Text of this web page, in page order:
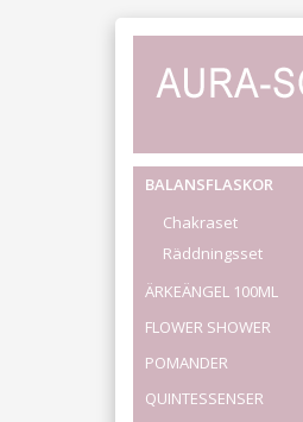
BALANSFLASKOR
Chakraset
Räddningsset
ÄRKEÄNGEL 100ML
FLOWER SHOWER
POMANDER
QUINTESSENSER